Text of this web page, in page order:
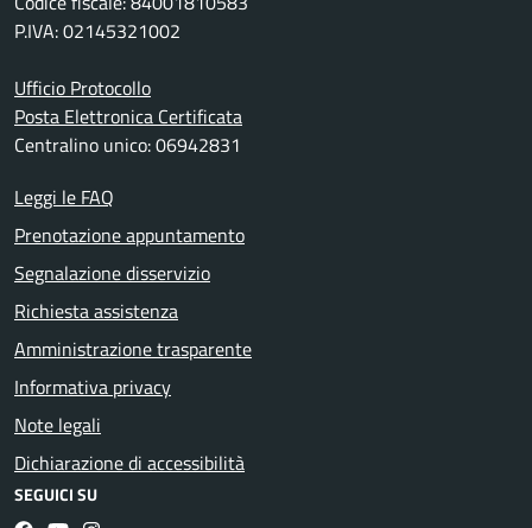
P.IVA: 02145321002
Ufficio Protocollo
Posta Elettronica Certificata
Centralino unico: 06942831
Leggi le FAQ
Prenotazione appuntamento
Segnalazione disservizio
Richiesta assistenza
Amministrazione trasparente
Informativa privacy
Note legali
Dichiarazione di accessibilità
SEGUICI SU